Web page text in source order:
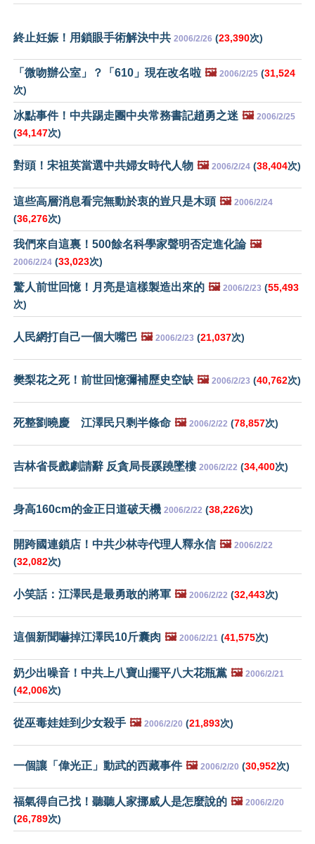
終止妊娠！用鎖眼手術解決中共 2006/2/26 (23,390次)
「微吻辦公室」？「610」現在改名啦 🖼️ 2006/2/25 (31,524
次)
冰點事件！中共踢走團中央常務書記趙勇之迷 🖼️ 2006/2/25
(34,147次)
對頭！宋祖英當選中共婦女時代人物 🖼️ 2006/2/24 (38,404次)
這些高層消息看完無動於衷的豈只是木頭 🖼️ 2006/2/24
(36,276次)
我們來自這裏！500餘名科學家聲明否定進化論 🖼️
2006/2/24 (33,023次)
驚人前世回憶！月亮是這樣製造出來的 🖼️ 2006/2/23 (55,493
次)
人民網打自己一個大嘴巴 🖼️ 2006/2/23 (21,037次)
樊梨花之死！前世回憶彌補歷史空缺 🖼️ 2006/2/23 (40,762次)
死整劉曉慶 江澤民只剩半條命 🖼️ 2006/2/22 (78,857次)
吉林省長戲劇請辭 反貪局長蹊蹺墜樓 2006/2/22 (34,400次)
身高160cm的金正日道破天機 2006/2/22 (38,226次)
開跨國連鎖店！中共少林寺代理人釋永信 🖼️ 2006/2/22
(32,082次)
小笑話：江澤民是最勇敢的將軍 🖼️ 2006/2/22 (32,443次)
這個新聞嚇掉江澤民10斤囊肉 🖼️ 2006/2/21 (41,575次)
奶少出噪音！中共上八寶山擺平八大花瓶黨 🖼️ 2006/2/21
(42,006次)
從巫毒娃娃到少女殺手 🖼️ 2006/2/20 (21,893次)
一個讓「偉光正」動武的西藏事件 🖼️ 2006/2/20 (30,952次)
福氣得自己找！聽聽人家挪威人是怎麼說的 🖼️ 2006/2/20
(26,789次)